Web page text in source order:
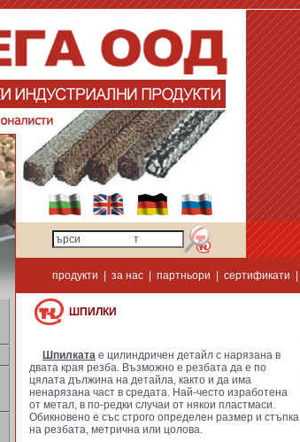
продукти за нас| партньори сертификати
ШПИЛКИ
Шпилката е цилиндричен детайл с нарязана в
двата края резба. Възможно е резбата да е по
цялата дължина на детайла, както и да има
ненарязана част в средата. Най-често изработена
от метал, в по-редки случаи от някои пластмаси.
Обикновено е със строго определен размер и стъпка
на резбата, метрична или цолова.